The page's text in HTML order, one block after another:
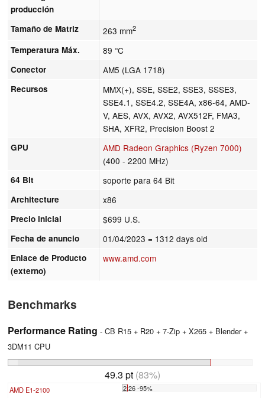
producción
Tamaño de Matriz 263 mm2
Temperatura Máx. 89 °C
Conector AM5 (LGA 1718)
Recursos
MMX(+), SSE, SSE2, SSE3, SSSE3,
SSE4.1, SSE4.2, SSE4A, x86-64, AMD-
V, AES, AVX, AVX2, AVX512F, FMA3,
SHA, XFR2, Precision Boost 2
GPU
AMD Radeon Graphics (Ryzen 7000)
(400 - 2200 MHz)
64 Bit soporte para 64 Bit
Architecture x86
Precio inicial $699 U.S.
Fecha de anuncio 01/04/2023 = 1312 days old
Enlace de Producto
(externo)
www.amd.com
Benchmarks
Performance Rating - CB R15 + R20 + 7-Zip + X265 + Blender +
3DM11 CPU
49.3 pt (83%)
AMD E1-2100 2.26 -95%